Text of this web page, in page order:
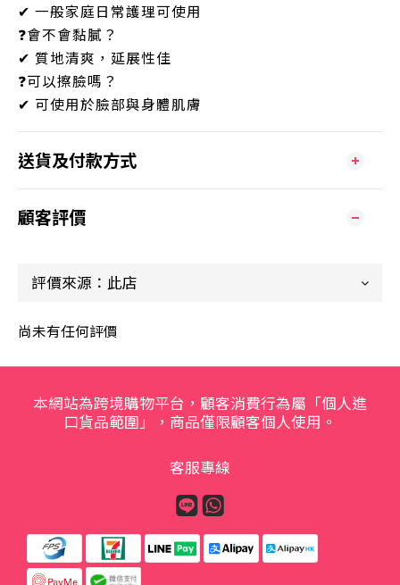
✔ 一般家庭日常護理可使用
❓會不會黏膩？
✔ 質地清爽，延展性佳
❓可以擦臉嗎？
✔ 可使用於臉部與身體肌膚
送貨及付款方式
顧客評價
尚未有任何評價
本網站為跨境購物平台，顧客消費行為屬「個人進
口貨品範圍」，商品僅限顧客個人使用。
客服專線